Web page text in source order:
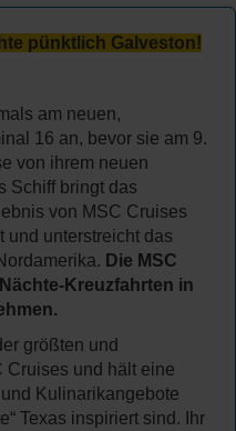
pünktlich Galveston!
am neuen,
16 an, bevor sie am 9.
von ihrem neuen
Schiff bringt das
von MSC Cruises
und unterstreicht das
Die MSC
Kreuzfahrten in
größten und
Cruises und hält eine
Kulinarikangebote
Texas inspiriert sind. Ihr